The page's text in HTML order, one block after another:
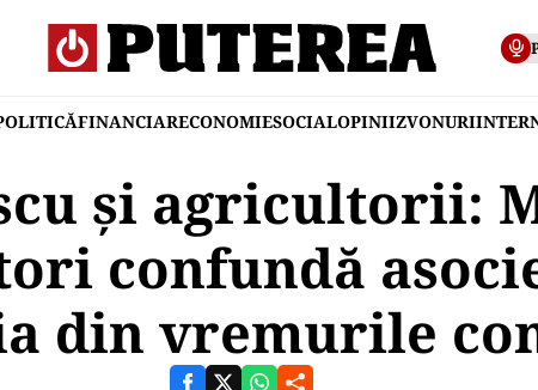
FINANCIARECONOMIESOCIALOPINIIZVONURI
și agricultorii:
confundă
din vremurile